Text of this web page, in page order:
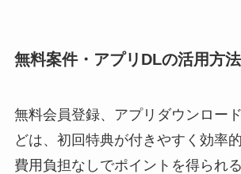
無料案件・アプリDLの活用方法
無料会員登録、アプリダウンロー
どは、初回特典が付きやすく効率
費用負担なしでポイントを得られ